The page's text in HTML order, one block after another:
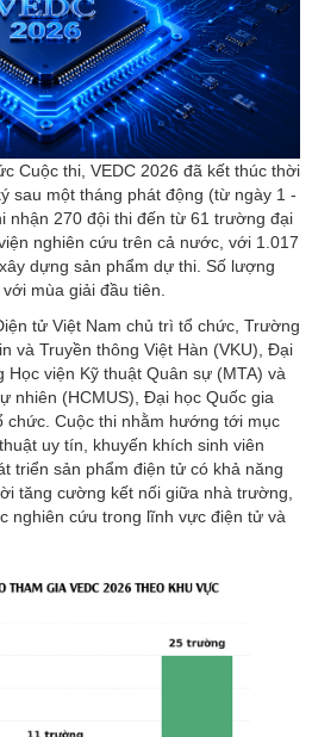
Cuộc thi, VEDC 2026 đã kết thúc thời
sau một tháng phát động (từ ngày 1 -
nhận 270 đội thi đến từ 61 trường đại
nghiên cứu trên cả nước, với 1.017
dựng sản phẩm dự thi. Số lượng
mùa giải đầu tiên.
tử Việt Nam chủ trì tổ chức, Trường
và Truyền thông Việt Hàn (VKU), Đại
viện Kỹ thuật Quân sự (MTA) và
nhiên (HCMUS), Đại học Quốc gia
chức. Cuộc thi nhằm hướng tới mục
uy tín, khuyến khích sinh viên
triển sản phẩm điện tử có khả năng
tăng cường kết nối giữa nhà trường,
nghiên cứu trong lĩnh vực điện tử và